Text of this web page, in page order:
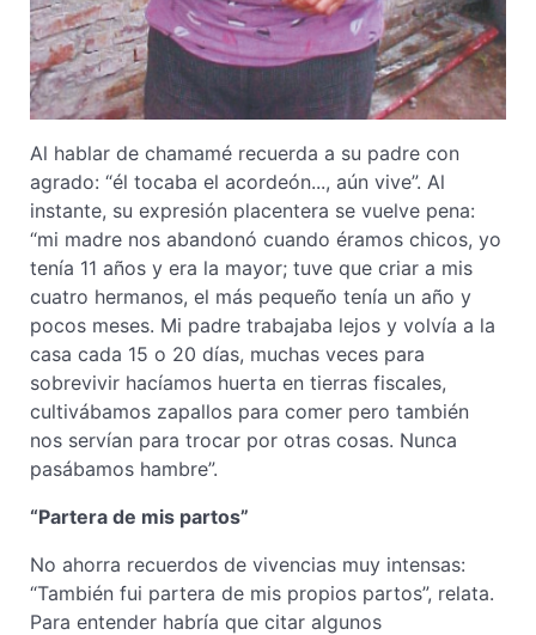
Al hablar de chamamé recuerda a su padre con
agrado: “él tocaba el acordeón..., aún vive”. Al
instante, su expresión placentera se vuelve pena:
“mi madre nos abandonó cuando éramos chicos, yo
tenía 11 años y era la mayor; tuve que criar a mis
cuatro hermanos, el más pequeño tenía un año y
pocos meses. Mi padre trabajaba lejos y volvía a la
casa cada 15 o 20 días, muchas veces para
sobrevivir hacíamos huerta en tierras fiscales,
cultivábamos zapallos para comer pero también
nos servían para trocar por otras cosas. Nunca
pasábamos hambre”.
“Partera de mis partos”
No ahorra recuerdos de vivencias muy intensas:
“También fui partera de mis propios partos”, relata.
Para entender habría que citar algunos